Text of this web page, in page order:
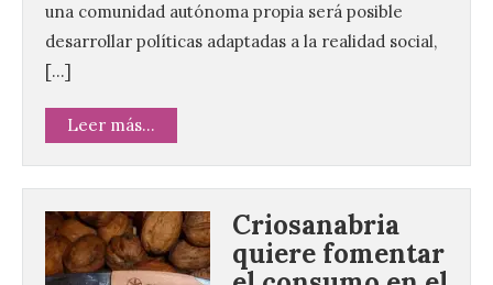
una comunidad autónoma propia será posible
desarrollar políticas adaptadas a la realidad social,
[…]
Leer más...
Criosanabria
quiere fomentar